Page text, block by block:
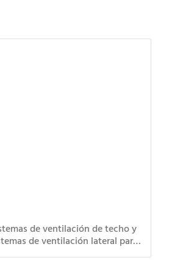
de ventilación de techo y
de ventilación lateral para
flores de invernadero